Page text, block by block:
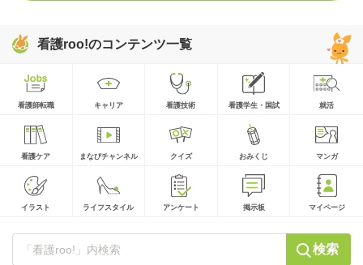
看護roo!のコンテンツ一覧
看護師転職 キャリア 看護技術 看護学生・国試 就活
看護ケア まなびチャンネル クイズ おみくじ マンガ
イラスト ライフスタイル アンケート 掲示板 マイページ
検索